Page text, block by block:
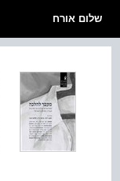
שלום אורח